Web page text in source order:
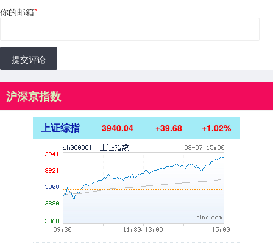
你的邮箱*
提交评论
沪深京指数
上证综指 3940.04 +39.68 +1.02%